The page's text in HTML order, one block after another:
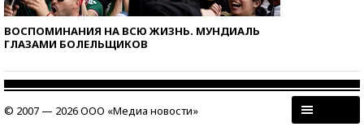
ВОСПОМИНАНИЯ НА ВСЮ ЖИЗНЬ. МУНДИАЛЬ
ГЛАЗАМИ БОЛЕЛЬЩИКОВ
© 2007 — 2026 ООО «Медиа новости»